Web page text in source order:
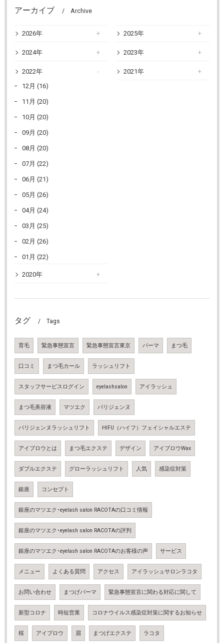
アーカイブ Archive
2026年 2025年
2024年 2023年
2022年
12月 (16)
11月 (20)
10月 (20)
09月 (20)
08月 (20)
07月 (22)
06月 (21)
05月 (26)
04月 (24)
03月 (25)
02月 (26)
01月 (22)
2021年
2020年
タグ Tags
育毛 緊急事態宣言 緊急事態宣言東京 パーマ まつ毛
口コミ まつ毛カール ラッシュリフト
スタッフサービスログイン eyelashsalon アイラッシュ
まつ毛美容液 マツエク パリジェンヌ
パリジェンヌラッシュリフト HIFU（ハイフ）フェイシャルエステ
アイブロウとは まつ毛エクステ デザイン アイブロウWax
ダブルエクステ グローラッシュリフト 人気 感染症対策
銀座 コンセプト
銀座のマツエク･eyelash salon RACOTAの口コミ情報
銀座のマツエク･eyelash salon RACOTAの評判
銀座のマツエク･eyelash salon RACOTAのお客様の声 サービス
メニュー よくある質問 アクセス アイラッシュサロンラコタ
お問い合わせ まつげパーマ 緊急事態宣言に関わる対応に関して
新型コロナ 時短営業 コロナウイルス感染症対策に関するお知らせ
桜 アイブロウ 眉 まつげエクステ ラコタ